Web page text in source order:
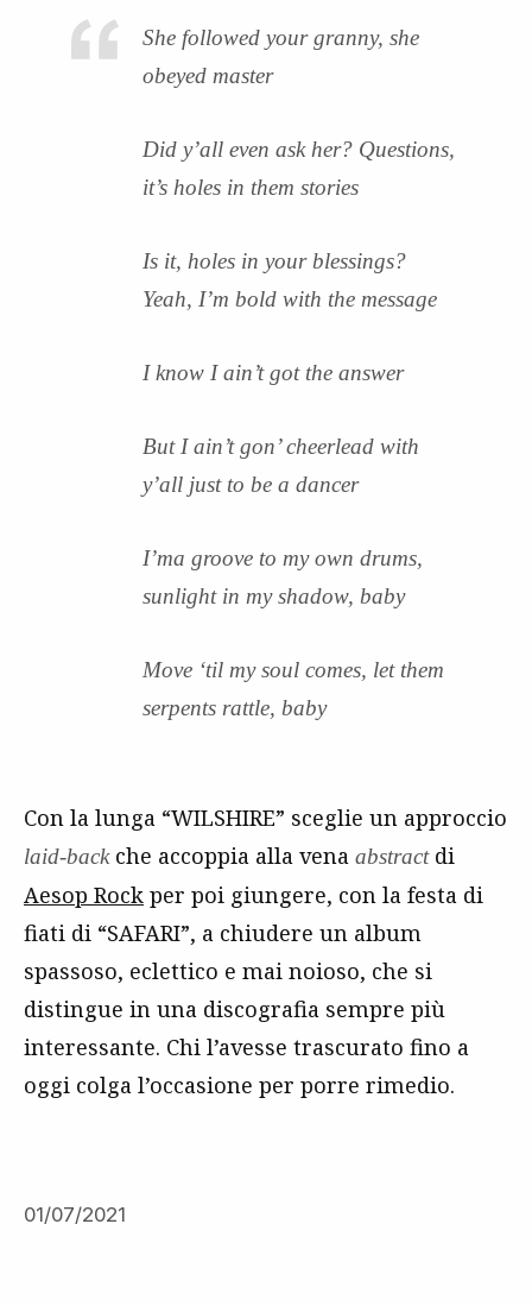
She followed your granny, she
obeyed master
Did y’all even ask her? Questions,
it’s holes in them stories
Is it, holes in your blessings?
Yeah, I’m bold with the message
I know I ain’t got the answer
But I ain’t gon’ cheerlead with
y’all just to be a dancer
I’ma groove to my own drums,
sunlight in my shadow, baby
Move ‘til my soul comes, let them
serpents rattle, baby
Con la lunga “WILSHIRE” sceglie un approccio
laid-backche accoppia alla vena abstractdi
Aesop Rock per poi giungere, con la festa di
fiati di “SAFARI”, a chiudere un album
spassoso, eclettico e mai noioso, che si
distingue in una discografia sempre più
interessante. Chi l’avesse trascurato fino a
oggi colga l’occasione per porre rimedio.
01/07/2021